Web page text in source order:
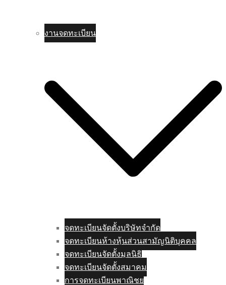
งานจดทะเบียน
จดทะเบียนจัดตั้งบริษัทจำกัด
จดทะเบียนห้างหุ้นส่วนสามัญนิติบุคคล
จดทะเบียนจัดตั้งมูลนิธิ
จดทะเบียนจัดตั้งสมาคม
การจดทะเบียนพาณิชย